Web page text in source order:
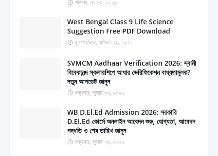
শনিবার, মে ২৩, ২০২৬
West Bengal Class 9 Life Science
Suggestion Free PDF Download
বৃহস্পতিবার, এপ্রিল ২৯, ২০২১
SVMCM Aadhaar Verification 2026: স্বামী
বিবেকানন্দ স্কলারশিপে আধার ভেরিফিকেশন বাধ্যতামূলক?
নতুন আপডেট জানুন
শুক্রবার, জুলাই ০৩, ২০২৬
WB D.El.Ed Admission 2026: সরকারি
D.El.Ed কোর্সে অনলাইন আবেদন শুরু, যোগ্যতা, আবেদন
পদ্ধতি ও শেষ তারিখ জানুন
শুক্রবার, জুলাই ০৩, ২০২৬